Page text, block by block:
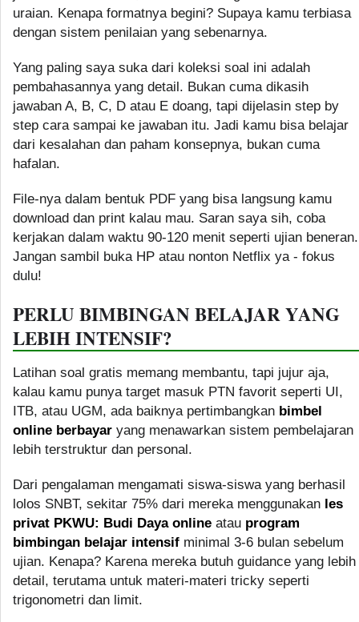
uraian. Kenapa formatnya begini? Supaya kamu terbiasa
dengan sistem penilaian yang sebenarnya.
Yang paling saya suka dari koleksi soal ini adalah
pembahasannya yang detail. Bukan cuma dikasih
jawaban A, B, C, D atau E doang, tapi dijelasin step by
step cara sampai ke jawaban itu. Jadi kamu bisa belajar
dari kesalahan dan paham konsepnya, bukan cuma
hafalan.
File-nya dalam bentuk PDF yang bisa langsung kamu
download dan print kalau mau. Saran saya sih, coba
kerjakan dalam waktu 90-120 menit seperti ujian beneran.
Jangan sambil buka HP atau nonton Netflix ya - fokus
dulu!
PERLU BIMBINGAN BELAJAR YANG
LEBIH INTENSIF?
Latihan soal gratis memang membantu, tapi jujur aja,
kalau kamu punya target masuk PTN favorit seperti UI,
ITB, atau UGM, ada baiknya pertimbangkan bimbel
online berbayar yang menawarkan sistem pembelajaran
lebih terstruktur dan personal.
Dari pengalaman mengamati siswa-siswa yang berhasil
lolos SNBT, sekitar 75% dari mereka menggunakan les
privat PKWU: Budi Daya online atau program
bimbingan belajar intensif minimal 3-6 bulan sebelum
ujian. Kenapa? Karena mereka butuh guidance yang lebih
detail, terutama untuk materi-materi tricky seperti
trigonometri dan limit.